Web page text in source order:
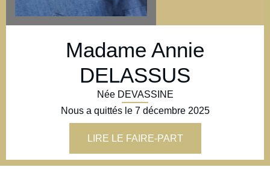
Madame Annie
DELASSUS
Née DEVASSINE
Nous a quittés le 7 décembre 2025
LIRE LE FAIRE-PART